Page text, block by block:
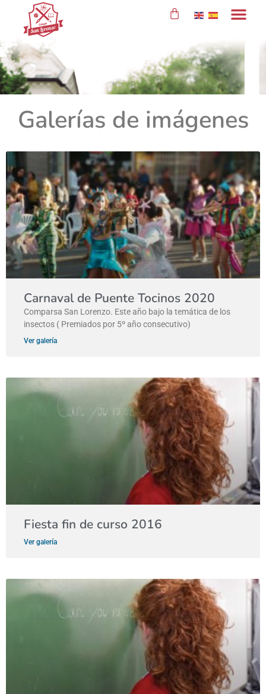
contenido
Galerías de imágenes
Carnaval de Puente Tocinos 2020
Comparsa San Lorenzo. Este año bajo la temática de los
insectos ( Premiados por 5º año consecutivo)
Ver galería
Fiesta fin de curso 2016
Ver galería